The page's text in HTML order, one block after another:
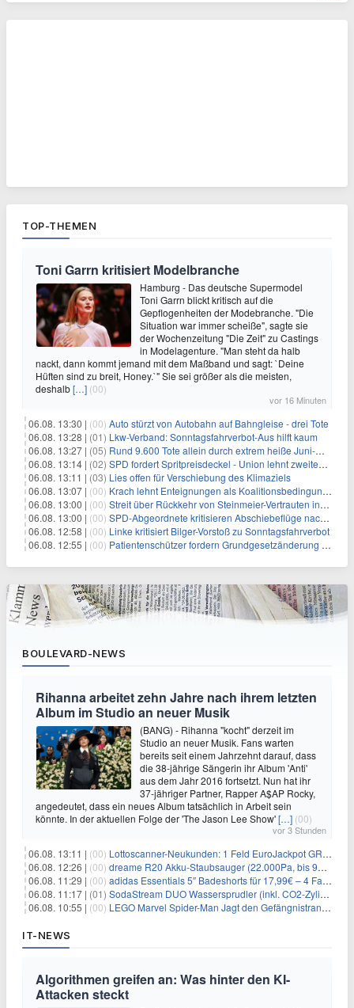
TOP-THEMEN
Toni Garrn kritisiert Modelbranche
Hamburg - Das deutsche Supermodel
Toni Garrn blickt kritisch auf die
Gepflogenheiten der Modebranche. "Die
Situation war immer scheiße", sagte sie
der Wochenzeitung "Die Zeit" zu Castings
in Modelagenture. "Man steht da halb
nackt, dann kommt jemand mit dem Maßband und sagt: `Deine
Hüften sind zu breit, Honey.`" Sie sei größer als die meisten,
deshalb[…] (00)
vor 16 Minuten
06.08. 13:30 | (00) Auto stürzt von Autobahn auf Bahngleise - drei Tote
06.08. 13:28 | (01) Lkw-Verband: Sonntagsfahrverbot-Aus hilft kaum
06.08. 13:27 | (05) Rund 9.600 Tote allein durch extrem heiße Juni-Woche
06.08. 13:14 | (02) SPD fordert Spritpreisdeckel - Union lehnt zweiten Tankrabatt ab
06.08. 13:11 | (03) Lies offen für Verschiebung des Klimaziels
06.08. 13:07 | (00) Krach lehnt Enteignungen als Koalitionsbedingung ab
06.08. 13:00 | (00) Streit über Rückkehr von Steinmeier-Vertrauten ins Auswärtige Amt
06.08. 13:00 | (00) SPD-Abgeordnete kritisieren Abschiebeflüge nach Afghanistan
06.08. 12:58 | (00) Linke kritisiert Bilger-Vorstoß zu Sonntagsfahrverbot
06.08. 12:55 | (00) Patientenschützer fordern Grundgesetzänderung für Hitzeschutz
BOULEVARD-NEWS
Rihanna arbeitet zehn Jahre nach ihrem letzten
Album im Studio an neuer Musik
(BANG) - Rihanna "kocht" derzeit im
Studio an neuer Musik. Fans warten
bereits seit einem Jahrzehnt darauf, dass
die 38-jährige Sängerin ihr Album 'Anti'
aus dem Jahr 2016 fortsetzt. Nun hat ihr
37-jähriger Partner, Rapper A$AP Rocky,
angedeutet, dass ein neues Album tatsächlich in Arbeit sein
könnte. In der aktuellen Folge der 'The Jason Lee Show'[…] (00)
vor 3 Stunden
06.08. 13:11 | (00) Lottoscanner-Neukunden: 1 Feld EuroJackpot GRATIS spielen
06.08. 12:26 | (00) dreame R20 Akku-Staubsauger (22.000Pa, bis 90 Min. Laufzeit) für 169€
06.08. 11:29 | (00) adidas Essentials 5″ Badeshorts für 17,99€ – 4 Farben
06.08. 11:17 | (01) SodaStream DUO Wassersprudler (inkl. CO2-Zylinder) für 94€
06.08. 10:55 | (00) LEGO Marvel Spider-Man Jagt den Gefängnistransporter (76349) für 32,99€
IT-NEWS
Algorithmen greifen an: Was hinter den KI-
Attacken steckt